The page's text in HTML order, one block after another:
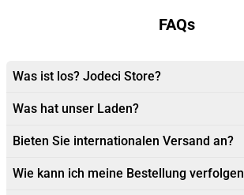
FAQs
Was ist los? Jodeci Store?
Was hat unser Laden?
Bieten Sie internationalen Versand an?
Wie kann ich meine Bestellung